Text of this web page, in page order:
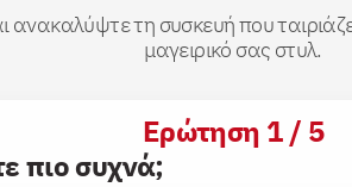
ανακαλύψτε τη συσκευή που
μαγειρικό σας στυλ.
Ερώτηση 1 / 5
πιο συχνά;